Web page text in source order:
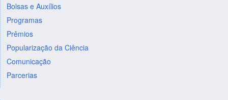
Bolsas e Auxílios
Programas
Prêmios
Popularização da Ciência
Comunicação
Parcerias